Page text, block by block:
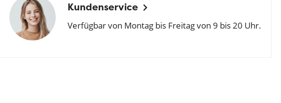
Kundenservice
Verfügbar von Montag bis Freitag von 9 bis 20 Uhr.